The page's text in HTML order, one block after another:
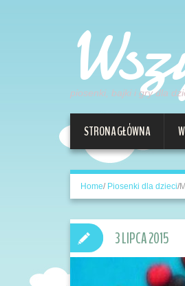
piosenki, bajki i gry dla
STRONA GŁÓWNA
Home/ Piosenki dla dzieci/
3 LIPCA 2015